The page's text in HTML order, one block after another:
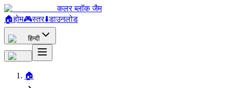
कलर ब्लॉक जैम
🏠होम🎮स्तर⬇️डाउनलोड
हिन्दी
🏠